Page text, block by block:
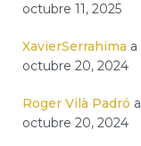
octubre 11, 2025
XavierSerrahima a
octubre 20, 2024
Roger Vilà Padró a
octubre 20, 2024